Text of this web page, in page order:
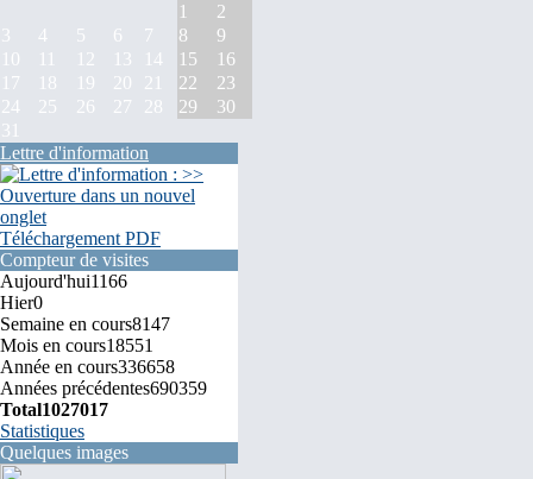
1
2
3
4 5 6 7 8
9
10
11 12 13 14 15
16
17
18 19 20 21 22
23
24
25 26 27 28 29
30
31
Lettre d'information
Téléchargement PDF
Compteur de visites
Aujourd'hui1166
Hier0
Semaine en cours8147
Mois en cours18551
Année en cours336658
Années précédentes690359
Total1027017
Statistiques
Quelques images